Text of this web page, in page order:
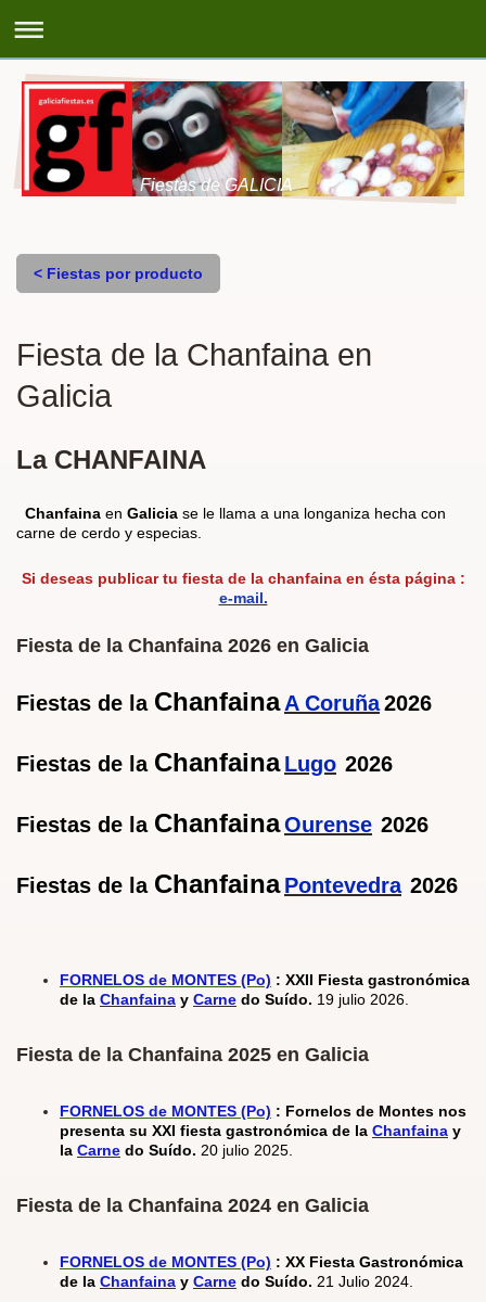
Fiestas de GALICIA
< Fiestas por producto
Fiesta de la Chanfaina en
Galicia
La CHANFAINA
Chanfaina en Galicia se le llama a una longaniza hecha con
carne de cerdo y especias.
Si deseas publicar tu fiesta de la chanfaina en ésta página :
e-mail.
Fiesta de la Chanfaina 2026 en Galicia
Fiestas de la ChanfainaA Coruña2026
Fiestas de la Chanfaina Lugo 2026
Fiestas de la ChanfainaOurense 2026
Fiestas de la Chanfaina Pontevedra 2026
FORNELOS de MONTES (Po) : XXII Fiesta gastronómica
de la Chanfaina y Carne do Suído. 19 julio 2026.
Fiesta de la Chanfaina 2025 en Galicia
FORNELOS de MONTES (Po) : Fornelos de Montes nos
presenta su XXI fiesta gastronómica de la Chanfaina y
la Carne do Suído. 20 julio 2025.
Fiesta de la Chanfaina 2024 en Galicia
FORNELOS de MONTES (Po) : XX Fiesta Gastronómica
de la Chanfaina y Carne do Suído. 21 Julio 2024.